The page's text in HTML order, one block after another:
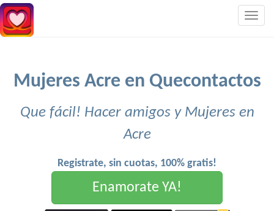
Mujeres Acre en Quecontactos
Que fácil! Hacer amigos y Mujeres en
Acre
Registrate, sin cuotas, 100% gratis!
Enamorate YA!